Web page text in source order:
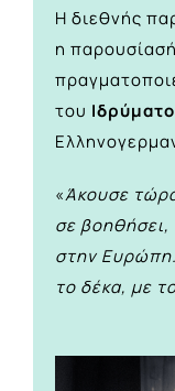
H διεθνής
η
του
«Άκουσε
σε
στην
το δέκα, με